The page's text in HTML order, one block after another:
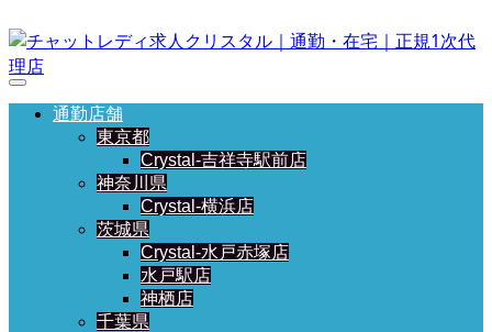
通勤店舗
東京都
Crystal-吉祥寺駅前店
神奈川県
Crystal-横浜店
茨城県
Crystal-水戸赤塚店
水戸駅店
神栖店
千葉県